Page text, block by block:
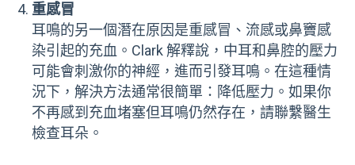
重感冒
耳鳴的另一個潛在原因是重感冒、流感或鼻竇感
染引起的充血。Clark 解釋說，中耳和鼻腔的壓力
可能會刺激你的神經，進而引發耳鳴。在這種情
況下，解決方法通常很簡單：降低壓力。如果你
不再感到充血堵塞但耳鳴仍然存在，請聯繫醫生
檢查耳朵。